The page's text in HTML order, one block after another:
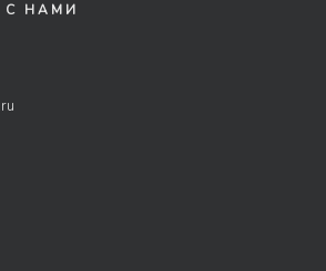
С НАМИ